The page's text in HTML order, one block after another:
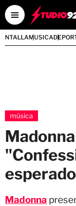
MUSICA
música
Madonna